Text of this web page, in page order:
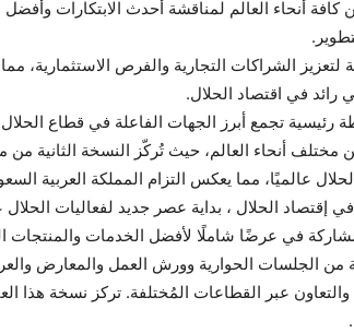
كافة أنحاء العالم لمناقشة أحدث الابتكارات
لتعزيز الشراكات التجارية والفرص الاستثمارية،
رائد في اقتصاد الحلال.
رئيسية تجمع أبرز الجهات الفاعلة في قطاع
مختلف أنحاء العالم، حيث تُركّز النسخة الثانية من
عالميًا، مما يعكس التزام المملكة العربية
إقتصاد الحلال ، بداية عصر جديد لفعاليات
في عرضًا شاملًا لأفضل الخدمات والمنتجات
الجلسات الحوارية وورش العمل والمعارض
عبر القطاعات المُختلفة. تركز نسخة هذا